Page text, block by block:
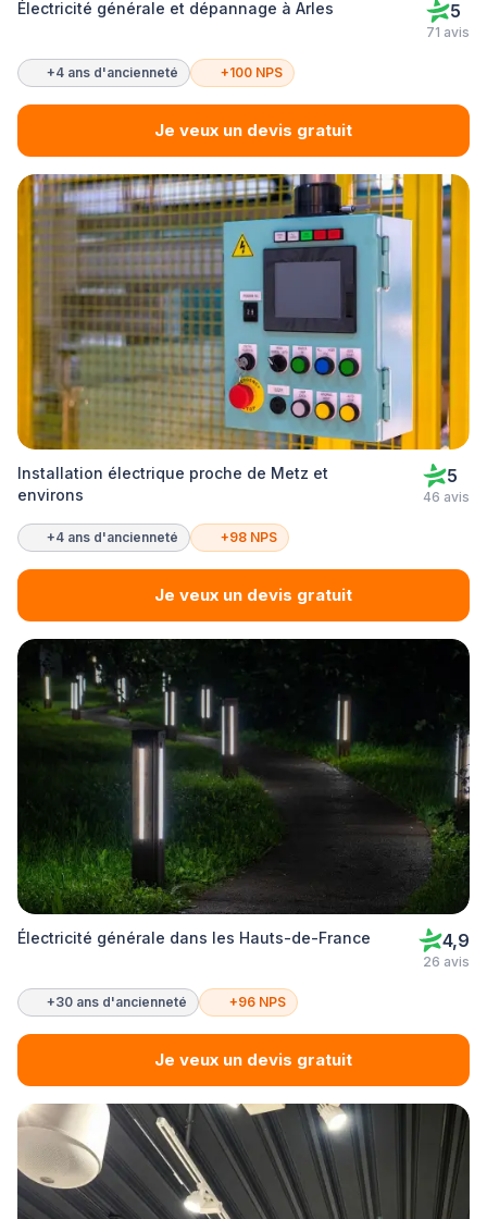
Électricité générale et dépannage à Arles 5
71 avis
+4 ans d'ancienneté +100 NPS
Je veux un devis gratuit
Installation électrique proche de Metz et
environs
5
46 avis
+4 ans d'ancienneté +98 NPS
Je veux un devis gratuit
Électricité générale dans les Hauts-de-France 4,9
26 avis
+30 ans d'ancienneté +96 NPS
Je veux un devis gratuit